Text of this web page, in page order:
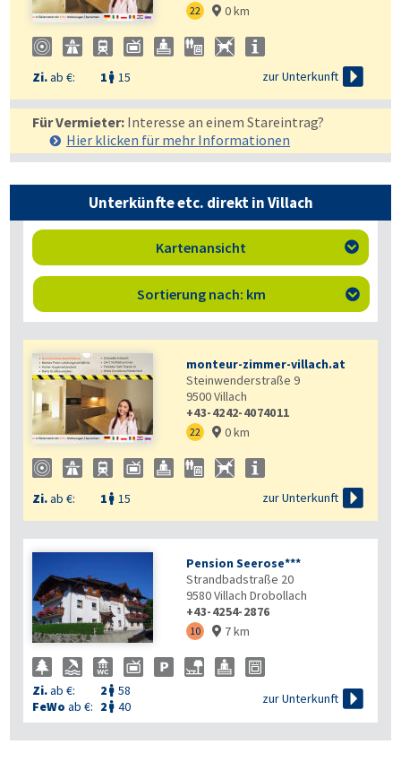
22  0 km
Zi.ab €: 1  15 zur Unterkunft 
Für Vermieter: Interesse an einem Stareintrag?
Hier klicken für mehr Informationen
Unterkünfte etc. direkt in Villach
Kartenansicht 
Sortierung nach: km 
monteur-zimmer-villach.at
Steinwenderstraße 9
9500Villach
+43-4242-4074011
22  0 km
Zi.ab €: 1  15 zur Unterkunft 
Pension Seerose***
Strandbadstraße 20
9580Villach Drobollach
+43-4254-2876
10  7 km
Zi.ab €: 2  58
FeWo ab €: 2  40
zur Unterkunft 